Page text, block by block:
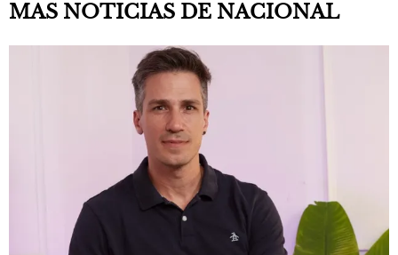
MAS NOTICIAS DE NACIONAL